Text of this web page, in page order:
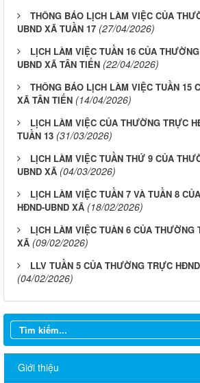
THÔNG BÁO LỊCH LÀM VIỆC CỦA
UBND XÃ TUẦN 17 (27/04/2026)
LỊCH LÀM VIỆC TUẦN 16 CỦA
UBND XÃ TÂN TIẾN (22/04/2026)
THÔNG BÁO LỊCH LÀM VIỆC TUẦN 15
XÃ TÂN TIẾN (14/04/2026)
LỊCH LÀM VIỆC CỦA THƯỜNG TRỰC
TUẦN 13 (31/03/2026)
LỊCH LÀM VIỆC TUẦN THỨ 9 CỦA
UBND XÃ (04/03/2026)
LỊCH LÀM VIỆC TUẦN 7 VÀ TUẦN 8
HĐND-UBND XÃ (18/02/2026)
LỊCH LÀM VIỆC TUÀN 6 CỦA THƯỜNG
XÃ (09/02/2026)
LLV TUẦN 5 CỦA THƯỜNG TRỰC
(04/02/2026)
Giới thiệu